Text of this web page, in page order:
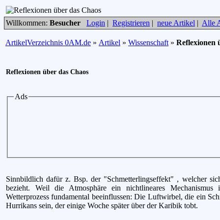
Willkommen: Besucher Login | Registrieren | neue Artikel | Alle
ArtikelVerzeichnis 0AM.de » Artikel » Wissenschaft » Reflexionen
Reflexionen über das Chaos
Ads
Sinnbildlich dafür z. Bsp. der "Schmetterlingseffekt" , welcher
bezieht. Weil die Atmosphäre ein nichtlineares
Wetterprozess fundamental beeinflussen: Die Luftwirbel, die ein
Hurrikans sein, der einige Woche später über der Karibik tobt.